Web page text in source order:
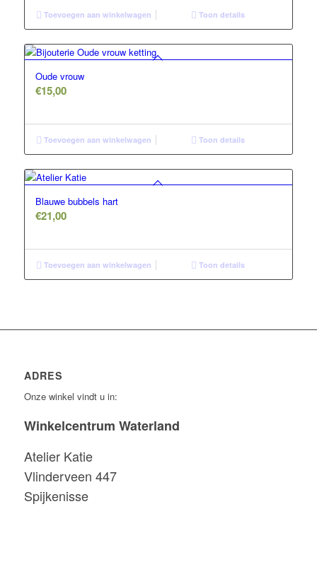
Toevoegen aan winkelwagen Toon details
Oude vrouw
€15,00
Toevoegen aan winkelwagen Toon details
Blauwe bubbels hart
€21,00
Toevoegen aan winkelwagen Toon details
ADRES
Onze winkel vindt u in:
Winkelcentrum Waterland
Atelier Katie
Vlinderveen 447
Spijkenisse